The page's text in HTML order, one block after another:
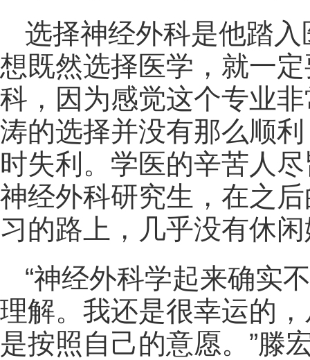
选择神经外科是他踏
想既然选择医学，就一
科，因为感觉这个专业
涛的选择并没有那么顺
时失利。学医的辛苦人
神经外科研究生，在之
习的路上，几乎没有休
“神经外科学起来确实
理解。我还是很幸运的
是按照自己的意愿。”滕